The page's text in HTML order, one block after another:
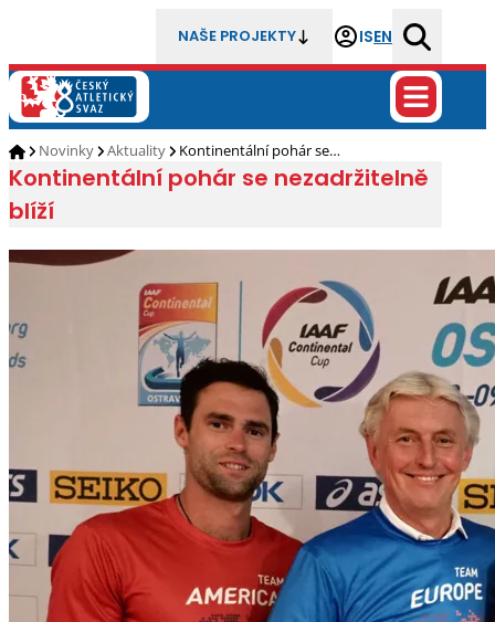
NAŠE PROJEKTY ISEN
Novinky Aktuality Kontinentální pohár se…
Kontinentální pohár se nezadržitelně
blíží